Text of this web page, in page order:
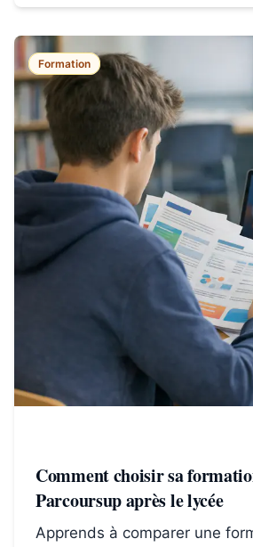
Formation
Comment choisir sa
Parcoursup après le lycée
Apprends à comparer une